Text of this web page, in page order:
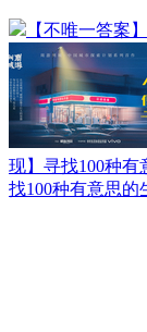
【不唯一答案
现】寻找100种有
找100种有意思的